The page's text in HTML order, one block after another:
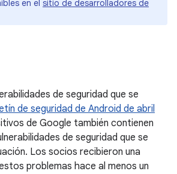
en el sitio de desarrolladores de
de seguridad que se
de seguridad de Android de abril
de Google también contienen
de seguridad que se
Los socios recibieron una
problemas hace al menos un